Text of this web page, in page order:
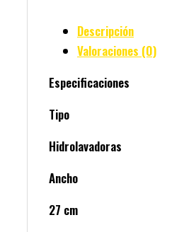
Descripción
Valoraciones (0)
Especificaciones
Tipo
Hidrolavadoras
Ancho
27 cm